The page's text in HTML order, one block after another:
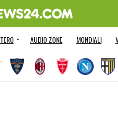
AUDIO ZONE MONDIALI